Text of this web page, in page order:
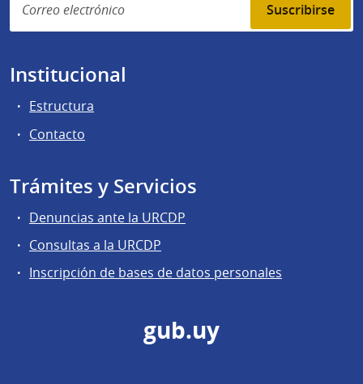
Suscribirse
Institucional
Estructura
Contacto
Trámites y Servicios
Denuncias ante la URCDP
Consultas a la URCDP
Inscripción de bases de datos personales
gub.uy